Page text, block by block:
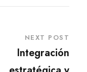
NEXT POST
Integración